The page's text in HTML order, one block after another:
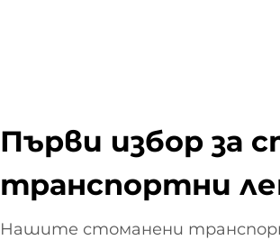
Първи избор за
транспортни
Нашите стоманени